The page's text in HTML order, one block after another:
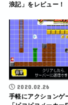
浪記」をレビュー！
2020.02.26
手軽にアクションゲ